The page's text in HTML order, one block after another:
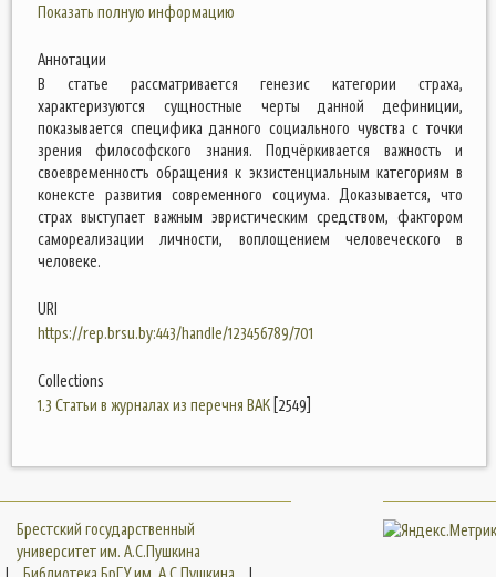
Показать полную информацию
Аннотации
В статье рассматривается генезис категории страха,
характеризуются сущностные черты данной дефиниции,
показывается специфика данного социального чувства с точки
зрения философского знания. Подчёркивается важность и
своевременность обращения к экзистенциальным категориям в
конексте развития современного социума. Доказывается, что
страх выступает важным эвристическим средством, фактором
самореализации личности, воплощением человеческого в
человеке.
URI
https://rep.brsu.by:443/handle/123456789/701
Collections
1.3 Статьи в журналах из перечня ВАК [2549]
Брестский государственный
университет им. А.С.Пушкина